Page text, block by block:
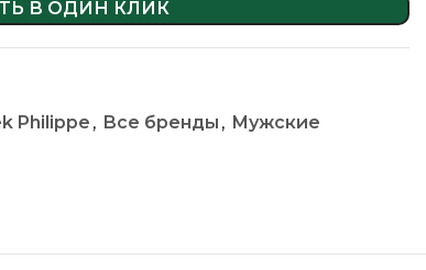
В ОДИН КЛИК
Philippe , Все бренды , Мужские